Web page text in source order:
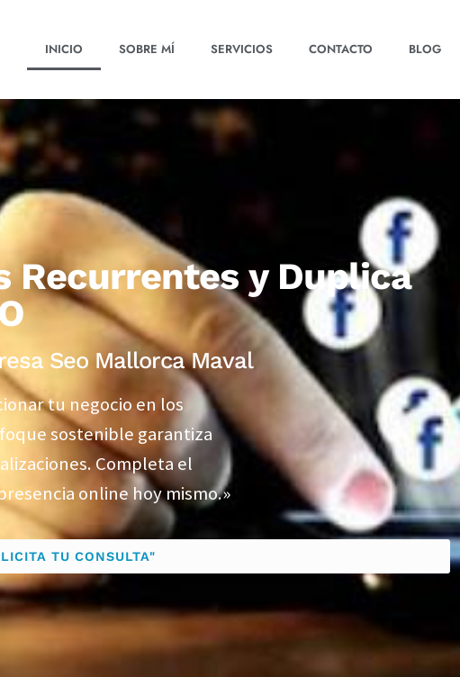
INICIO SOBRE MÍ SERVICIOS CONTACTO BLOG
Recurrentes y Duplica
Seo Mallorca Maval
tu negocio en los
sostenible garantiza
Completa el
online hoy mismo.»
TU CONSULTA"